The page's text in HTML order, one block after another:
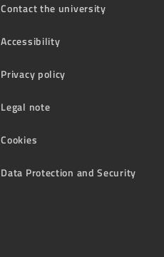
Contact the university
Accessibility
Privacy policy
Legal note
Cookies
Data Protection and Security